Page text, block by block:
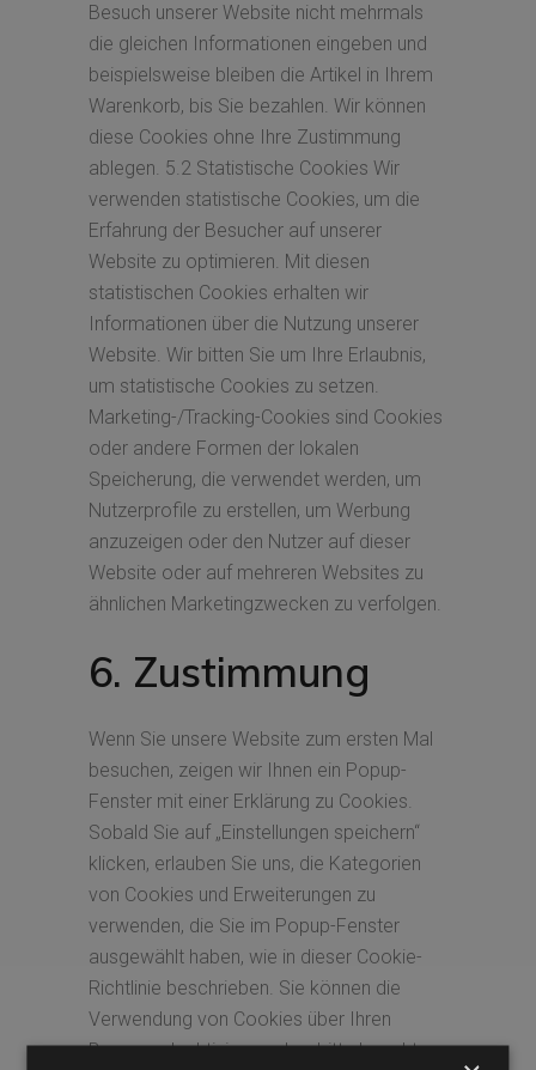
Besuch unserer Website nicht mehrmals
die gleichen Informationen eingeben und
beispielsweise bleiben die Artikel in Ihrem
Warenkorb, bis Sie bezahlen. Wir können
diese Cookies ohne Ihre Zustimmung
ablegen. 5.2 Statistische Cookies Wir
verwenden statistische Cookies, um die
Erfahrung der Besucher auf unserer
Website zu optimieren. Mit diesen
statistischen Cookies erhalten wir
Informationen über die Nutzung unserer
Website. Wir bitten Sie um Ihre Erlaubnis,
um statistische Cookies zu setzen.
Marketing-/Tracking-Cookies sind Cookies
oder andere Formen der lokalen
Speicherung, die verwendet werden, um
Nutzerprofile zu erstellen, um Werbung
anzuzeigen oder den Nutzer auf dieser
Website oder auf mehreren Websites zu
ähnlichen Marketingzwecken zu verfolgen.
6. Zustimmung
Wenn Sie unsere Website zum ersten Mal
besuchen, zeigen wir Ihnen ein Popup-
Fenster mit einer Erklärung zu Cookies.
Sobald Sie auf „Einstellungen speichern“
klicken, erlauben Sie uns, die Kategorien
von Cookies und Erweiterungen zu
verwenden, die Sie im Popup-Fenster
ausgewählt haben, wie in dieser Cookie-
Richtlinie beschrieben. Sie können die
Verwendung von Cookies über Ihren
Browser deaktivieren, aber bitte beachten